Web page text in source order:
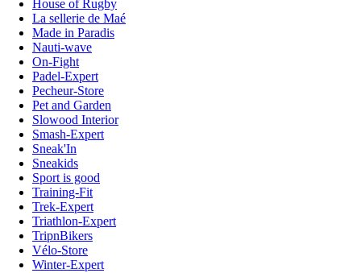
House of Rugby
La sellerie de Maé
Made in Paradis
Nauti-wave
On-Fight
Padel-Expert
Pecheur-Store
Pet and Garden
Slowood Interior
Smash-Expert
Sneak'In
Sneakids
Sport is good
Training-Fit
Trek-Expert
Triathlon-Expert
TripnBikers
Vélo-Store
Winter-Expert